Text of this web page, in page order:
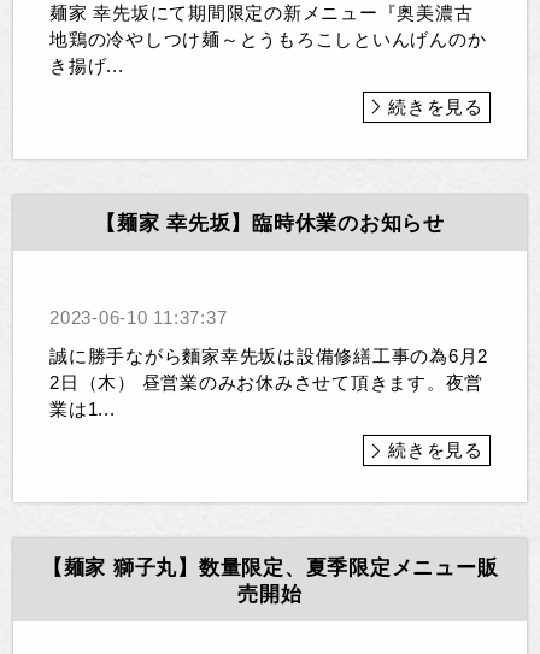
麺家 幸先坂にて期間限定の新メニュー『奥美濃古
地鶏の冷やしつけ麺～とうもろこしといんげんのか
き揚げ...
続きを見る
【麺家 幸先坂】臨時休業のお知らせ
2023-06-10 11:37:37
誠に勝手ながら麵家幸先坂は設備修繕工事の為6月2
2日（木） 昼営業のみお休みさせて頂きます。夜営
業は1...
続きを見る
【麺家 獅子丸】数量限定、夏季限定メニュー販
売開始